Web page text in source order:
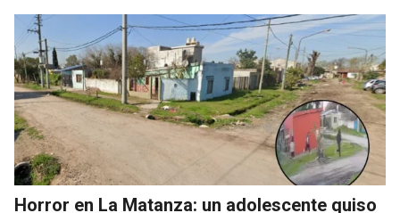
Horror en La Matanza: un adolescente quiso